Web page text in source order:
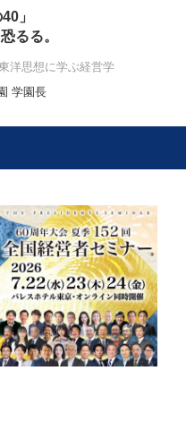
」
るる。
洋思想に学ぶ経営学
学園長